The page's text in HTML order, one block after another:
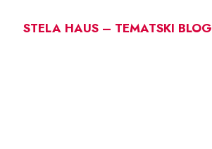
STELA HAUS – TEMATSKI BLOG